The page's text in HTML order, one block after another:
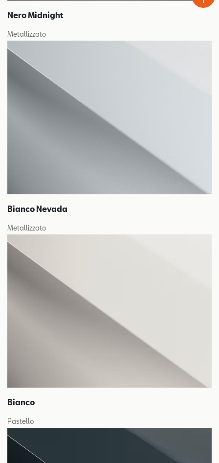
Nero Midnight
Metallizzato
Bianco Nevada
Metallizzato
Bianco
Pastello